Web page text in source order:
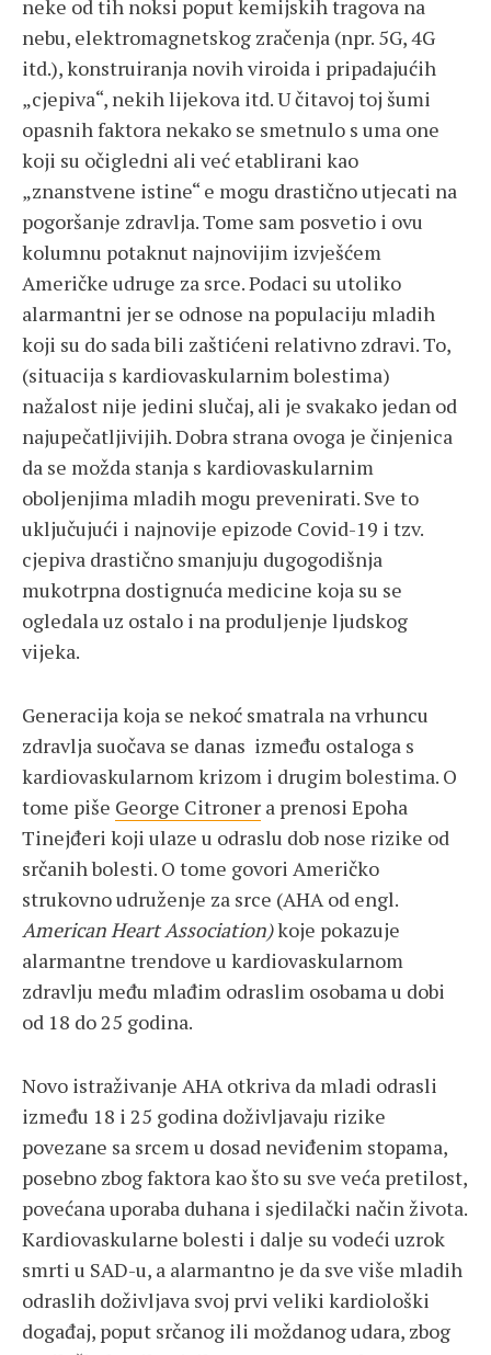
neke od tih noksi poput kemijskih tragova na
nebu, elektromagnetskog zračenja (npr. 5G, 4G
itd.), konstruiranja novih viroida i pripadajućih
„cjepiva“, nekih lijekova itd. U čitavoj toj šumi
opasnih faktora nekako se smetnulo s uma one
koji su očigledni ali već etablirani kao
„znanstvene istine“ e mogu drastično utjecati na
pogoršanje zdravlja. Tome sam posvetio i ovu
kolumnu potaknut najnovijim izvješćem
Američke udruge za srce. Podaci su utoliko
alarmantni jer se odnose na populaciju mladih
koji su do sada bili zaštićeni relativno zdravi. To,
(situacija s kardiovaskularnim bolestima)
nažalost nije jedini slučaj, ali je svakako jedan od
najupečatljivijih. Dobra strana ovoga je činjenica
da se možda stanja s kardiovaskularnim
oboljenjima mladih mogu prevenirati. Sve to
uključujući i najnovije epizode Covid-19 i tzv.
cjepiva drastično smanjuju dugogodišnja
mukotrpna dostignuća medicine koja su se
ogledala uz ostalo i na produljenje ljudskog
vijeka.
Generacija koja se nekoć smatrala na vrhuncu
zdravlja suočava se danas između ostaloga s
kardiovaskularnom krizom i drugim bolestima. O
tome piše George Citroner a prenosi Epoha
Tinejđeri koji ulaze u odraslu dob nose rizike od
srčanih bolesti. O tome govori Američko
strukovno udruženje za srce (AHA od engl.
American Heart Association)koje pokazuje
alarmantne trendove u kardiovaskularnom
zdravlju među mlađim odraslim osobama u dobi
od 18 do 25 godina.
Novo istraživanje AHA otkriva da mladi odrasli
između 18 i 25 godina doživljavaju rizike
povezane sa srcem u dosad neviđenim stopama,
posebno zbog faktora kao što su sve veća pretilost,
povećana uporaba duhana i sjedilački način života.
Kardiovaskularne bolesti i dalje su vodeći uzrok
smrti u SAD-u, a alarmantno je da sve više mladih
odraslih doživljava svoj prvi veliki kardiološki
događaj, poput srčanog ili moždanog udara, zbog